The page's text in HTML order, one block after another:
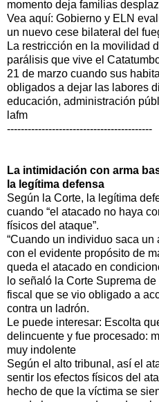
momento deja familias
Vea aquí: Gobierno y ELN
un nuevo cese bilateral del
La restricción en la movilidad
parálisis que vive el
21 de marzo cuando sus
obligados a dejar las labores
educación, administración
lafm
------------------------------------------
La intimidación con arma
la legítima defensa
Según la Corte, la legítima
cuando “el atacado no haya
físicos del ataque”.
“Cuando un individuo saca
con el evidente propósito de
queda el atacado en
lo señaló la Corte Suprema
fiscal que se vio obligado a
contra un ladrón.
Le puede interesar: Escolta
delincuente y fue procesado:
muy indolente
Según el alto tribunal, así el
sentir los efectos físicos del
hecho de que la víctima se